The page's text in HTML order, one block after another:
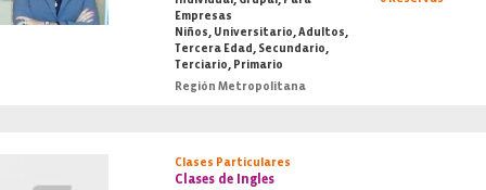
Empresas
Niños, Universitario, Adultos,
Tercera Edad, Secundario,
Terciario, Primario
Región Metropolitana
Clases Particulares
Clases de Ingles